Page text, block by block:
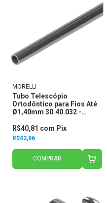
MORELLI
Tubo Telescópio
Ortodôntico para Fios Até
Ø1,40mm 30.40.032 -
R$42,96
R$40,81 com Pix
COMPRAR